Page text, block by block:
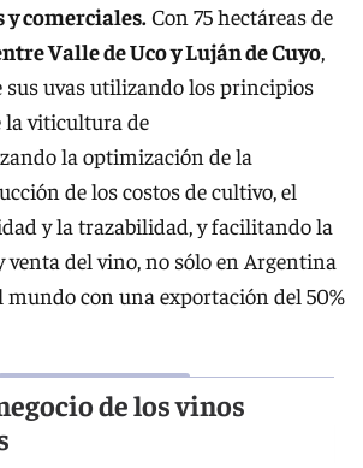
y comerciales.Con 75 hectáreas de
Valle de Uco y Luján de Cuyo,
sus uvas utilizando los principios
la viticultura de
la optimización de la
de los costos de cultivo, el
y la trazabilidad, y facilitando la
del vino, no sólo en Argentina
mundo con una exportación del 50%
de los vinos